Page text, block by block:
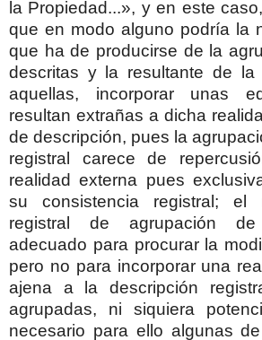
la Propiedad...», y en este
que en modo alguno podría la
que ha de producirse de la
descritas y la resultante de la
aquellas, incorporar unas
resultan extrañas a dicha
de descripción, pues la
registral carece de
realidad externa pues
su consistencia registral; el
registral de agrupación
adecuado para procurar la
pero no para incorporar una
ajena a la descripción
agrupadas, ni siquiera
necesario para ello algunas